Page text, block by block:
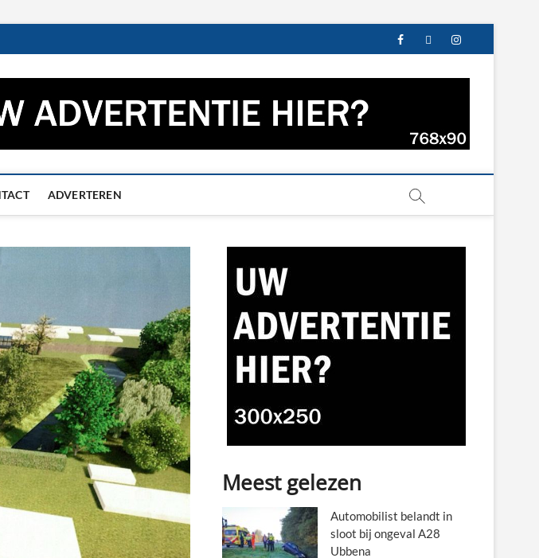
facebooktwitterinstagram
nieuws uit Groningen en
ADVERTEREN
Meest gelezen
Automobilist belandt in
sloot bij ongeval A28
Ubbena